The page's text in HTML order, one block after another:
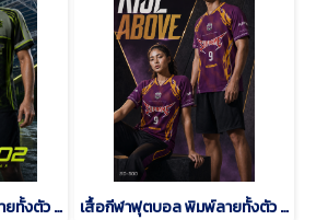
เสื้อกีฬาฟุตบอล พิมพ์ลายทั้งตัว เนื้อผ้า "นาโนเทค"SDN-0202 เสื้อกีฬาฟุตบอล พิมพ์ลายทั้งตัว เนื้อผ้า "นาโนเทค"SD-500